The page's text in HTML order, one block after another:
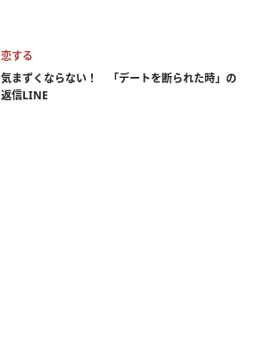
恋する
気まずくならない！ 「デートを断られた時」の
返信LINE